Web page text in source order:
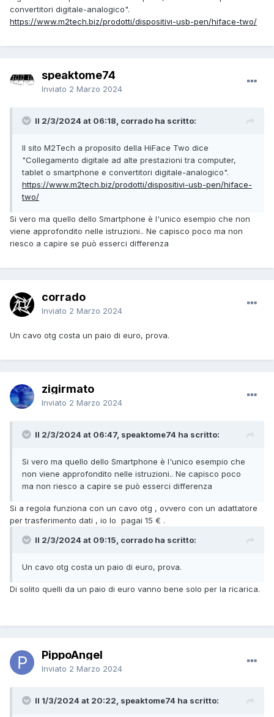
convertitori digitale-analogico".
https://www.m2tech.biz/prodotti/dispositivi-usb-pen/hiface-two/
speaktome74
Inviato 2 Marzo 2024
Il 2/3/2024 at 06:18, corrado ha scritto:
Il sito M2Tech a proposito della HiFace Two dice
"Collegamento digitale ad alte prestazioni tra computer,
tablet o smartphone e convertitori digitale-analogico".
https://www.m2tech.biz/prodotti/dispositivi-usb-pen/hiface-
two/
Si vero ma quello dello Smartphone è l'unico esempio che non
viene approfondito nelle istruzioni.. Ne capisco poco ma non
riesco a capire se può esserci differenza
corrado
Inviato 2 Marzo 2024
Un cavo otg costa un paio di euro, prova.
zigirmato
Inviato 2 Marzo 2024
Il 2/3/2024 at 06:47, speaktome74 ha scritto:
Si vero ma quello dello Smartphone è l'unico esempio che
non viene approfondito nelle istruzioni.. Ne capisco poco
ma non riesco a capire se può esserci differenza
Si a regola funziona con un cavo otg , ovvero con un adattatore
per trasferimento dati , io lo pagai 15 € .
Il 2/3/2024 at 09:15, corrado ha scritto:
Un cavo otg costa un paio di euro, prova.
Di solito quelli da un paio di euro vanno bene solo per la ricarica.
PippoAngel
Inviato 2 Marzo 2024
Il 1/3/2024 at 20:22, speaktome74 ha scritto: